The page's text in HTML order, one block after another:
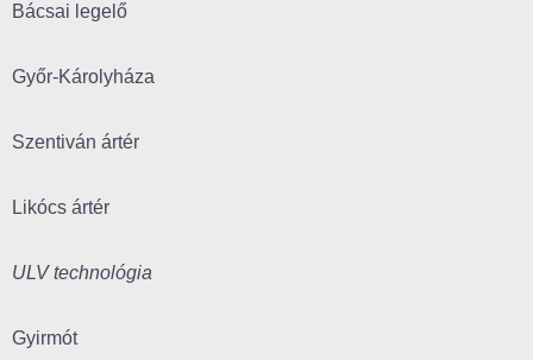
Bácsai legelő
Győr-Károlyháza
Szentiván ártér
Likócs ártér
ULV technológia
Gyirmót